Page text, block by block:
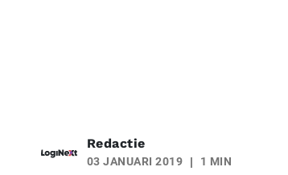
Redactie
03 JANUARI 2019 1 MIN